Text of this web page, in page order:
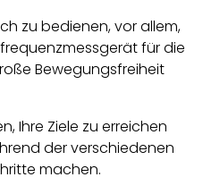
zu bedienen, vor allem,
für die
Bewegungsfreiheit
Ihre Ziele zu erreichen
der verschiedenen
machen.